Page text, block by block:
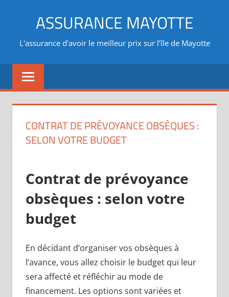
ASSURANCE MAYOTTE
L'assurance d'avoir le meilleur prix sur l’île de Mayotte
CONTRAT DE PRÉVOYANCE OBSÈQUES :
SELON VOTRE BUDGET
Contrat de prévoyance
obsèques : selon votre
budget
En décidant d’organiser vos obsèques à
l’avance, vous allez choisir le budget qui leur
sera affecté et réfléchir au mode de
financement. Les options sont variées et